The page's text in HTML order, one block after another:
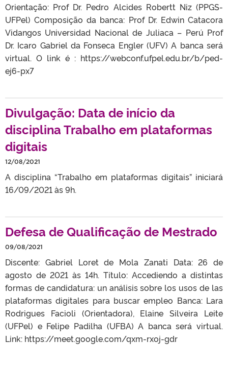
Orientação: Prof Dr. Pedro Alcides Robertt Niz (PPGS-
UFPel) Composição da banca: Prof Dr. Edwin Catacora
Vidangos Universidad Nacional de Juliaca – Perú Prof
Dr. Icaro Gabriel da Fonseca Engler (UFV) A banca será
virtual. O link é : https://webconf.ufpel.edu.br/b/ped-
ej6-px7
Divulgação: Data de início da
disciplina Trabalho em plataformas
digitais
12/08/2021
A disciplina “Trabalho em plataformas digitais” iniciará
16/09/2021 às 9h.
Defesa de Qualificação de Mestrado
09/08/2021
Discente: Gabriel Loret de Mola Zanati Data: 26 de
agosto de 2021 às 14h. Título: Accediendo a distintas
formas de candidatura: un análisis sobre los usos de las
plataformas digitales para buscar empleo Banca: Lara
Rodrigues Facioli (Orientadora), Elaine Silveira Leite
(UFPel) e Felipe Padilha (UFBA) A banca será virtual.
Link: https://meet.google.com/qxm-rxoj-gdr